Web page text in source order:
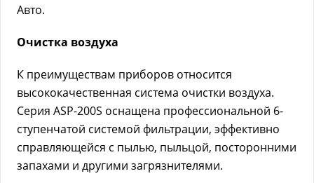
Авто.
Очистка воздуха
К преимуществам приборов относится
высококачественная система очистки воздуха.
Серия ASP-200S оснащена профессиональной 6-
ступенчатой системой фильтрации, эффективно
справляющейся с пылью, пыльцой, посторонними
запахами и другими загрязнителями.